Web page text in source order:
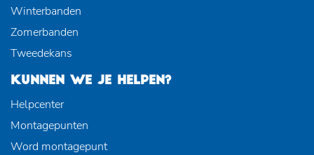
Winterbanden
Zomerbanden
Tweedekans
KUNNEN WE JE HELPEN?
Helpcenter
Montagepunten
Word montagepunt